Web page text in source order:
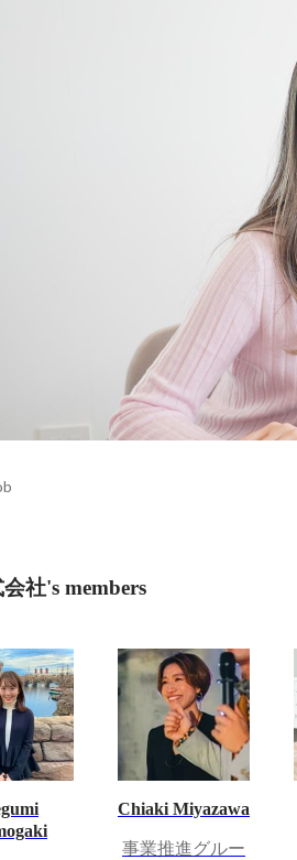
社's members
Chiaki Miyazawa
事業推進グルー